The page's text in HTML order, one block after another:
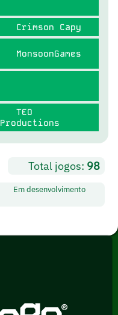
Crimson Capy
MonsoonGames
TEO
Productions
Total jogos: 98
Em desenvolvimento